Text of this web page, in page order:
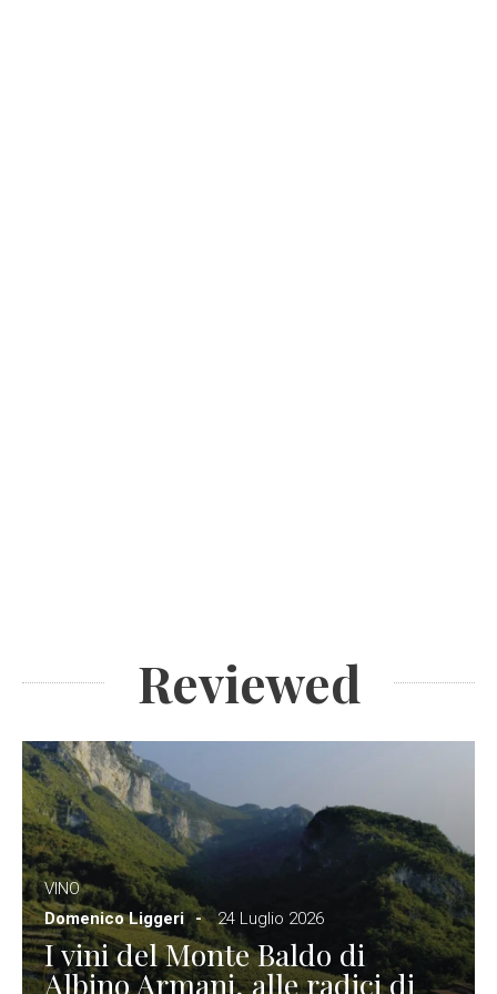
Reviewed
VINO
Domenico Liggeri
24 Luglio 2026
I vini del Monte Baldo di
Albino Armani, alle radici di